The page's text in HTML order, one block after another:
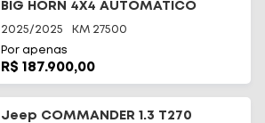
BIG HORN 4X4 AUTOMÁTICO
2025/2025 KM 27500
Por apenas
R$ 187.900,00
Jeep COMMANDER 1.3 T270